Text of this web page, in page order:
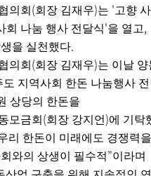
의회 (회장 김재우)는 '고향
회 나눔 행사 전달식'을 열고,
을 실천했다.
의회 (회장 김재우)는 이날 양
지역사회 한돈 나눔행사
상당의 한돈을
모금회 (회장 강지언)에 기탁
리 한돈이 미래에도 경쟁력을
와의 상생이 필수적”이라며